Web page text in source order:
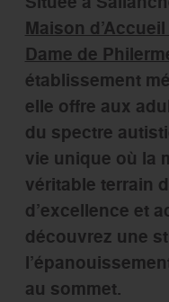
Maison
Dame de
établissement
elle offre aux
du spectre
vie unique où la
véritable terrain
d’excellence et
découvrez une
au sommet.